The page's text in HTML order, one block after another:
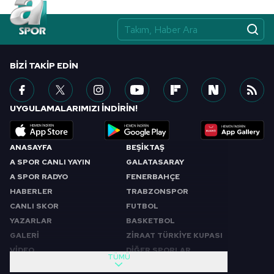
ANASAYFA
A SPOR CANLI YAYIN
A SPOR RADYO
HABERLER
CANLI SKOR
YAZARLAR
GALERİ
VİDEO
BEŞİKTAŞ
GALATASARAY
FENERBAHÇE
TRABZONSPOR
FUTBOL
BASKETBOL
ZİRAAT TÜRKİYE KUPASI
DİĞER SPORLAR
TÜMÜ
BIZI TAKIP EDIN
UYGULAMALARIMIZI İNDİRİN!